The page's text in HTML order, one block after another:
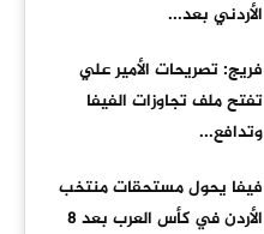
الأردني بعد...
فريج: تصريحات الأمير علي
تفتح ملف تجاوزات الفيفا
وتدافع...
فيفا يحول مستحقات منتخب
الأردن في كأس العرب بعد 8